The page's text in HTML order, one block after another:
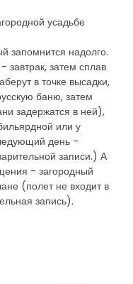
усадьбе
запомнится надолго.
затем сплав
в точке высадки,
баню, затем
задержатся в ней),
или у
день -
записи.) А
- загородный
(полет не входит в
запись).